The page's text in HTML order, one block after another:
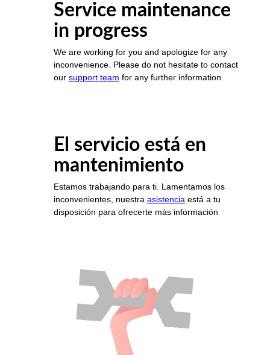
Service maintenance
in progress
We are working for you and apologize for any
inconvenience. Please do not hesitate to contact
our support team for any further information
El servicio está en
mantenimiento
Estamos trabajando para ti. Lamentamos los
inconvenientes, nuestra asistencia está a tu
disposición para ofrecerte más información